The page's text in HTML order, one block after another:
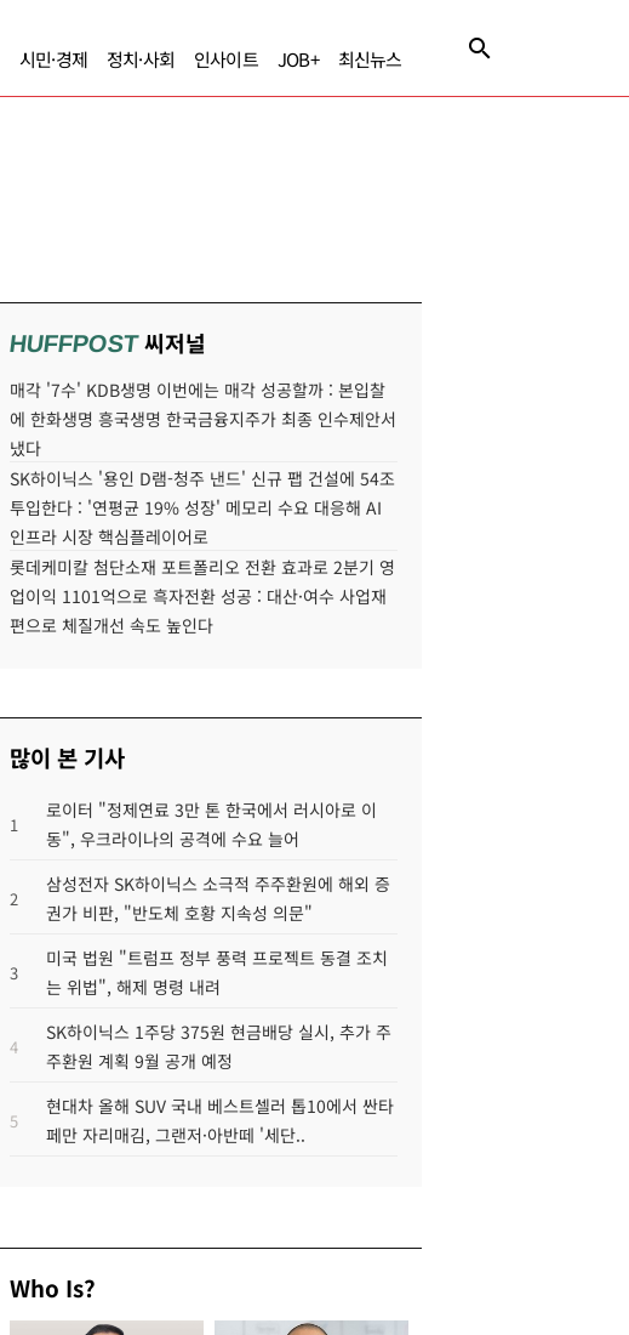
시민·경제 정치·사회 인사이트 JOB+ 최신뉴스
HUFFPOST씨저널
매각 '7수' KDB생명 이번에는 매각 성공할까 : 본입찰
에 한화생명 흥국생명 한국금융지주가 최종 인수제안서
냈다
SK하이닉스 '용인 D램-청주 낸드' 신규 팹 건설에 54조
투입한다 : '연평균 19% 성장' 메모리 수요 대응해 AI
인프라 시장 핵심플레이어로
롯데케미칼 첨단소재 포트폴리오 전환 효과로 2분기 영
업이익 1101억으로 흑자전환 성공 : 대산·여수 사업재
편으로 체질개선 속도 높인다
많이 본 기사
1
로이터 "정제연료 3만 톤 한국에서 러시아로 이
동", 우크라이나의 공격에 수요 늘어
2
삼성전자 SK하이닉스 소극적 주주환원에 해외 증
권가 비판, "반도체 호황 지속성 의문"
3
미국 법원 "트럼프 정부 풍력 프로젝트 동결 조치
는 위법", 해제 명령 내려
4
SK하이닉스 1주당 375원 현금배당 실시, 추가 주
주환원 계획 9월 공개 예정
5
현대차 올해 SUV 국내 베스트셀러 톱10에서 싼타
페만 자리매김, 그랜저·아반떼 '세단..
Who Is?